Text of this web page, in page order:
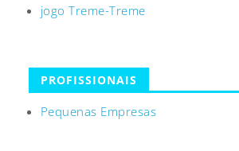
jogo Treme-Treme
PROFISSIONAIS
Pequenas Empresas